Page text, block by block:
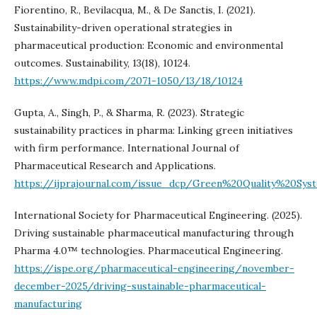
Fiorentino, R., Bevilacqua, M., & De Sanctis, I. (2021).
Sustainability-driven operational strategies in
pharmaceutical production: Economic and environmental
outcomes. Sustainability, 13(18), 10124.
https://www.mdpi.com/2071-1050/13/18/10124
Gupta, A., Singh, P., & Sharma, R. (2023). Strategic
sustainability practices in pharma: Linking green initiatives
with firm performance. International Journal of
Pharmaceutical Research and Applications.
https://ijprajournal.com/issue_dcp/
International Society for Pharmaceutical Engineering. (2025).
Driving sustainable pharmaceutical manufacturing through
Pharma 4.0™ technologies. Pharmaceutical Engineering.
https://ispe.org/pharmaceutical-engineering/november-
december-2025/driving-sustainable-pharmaceutical-
manufacturing